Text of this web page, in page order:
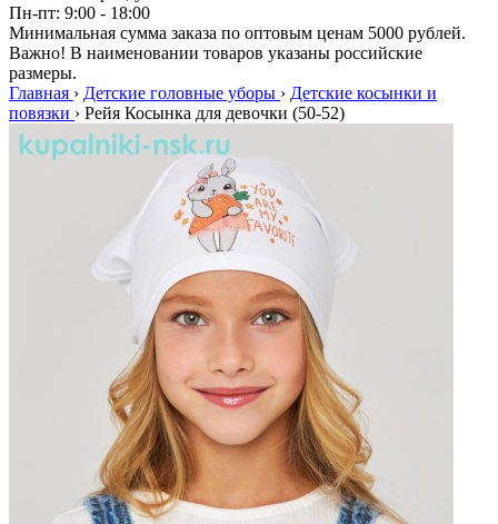
Пн-пт: 9:00 - 18:00
Минимальная сумма заказа по оптовым ценам 5000 рублей.
Важно! В наименовании товаров указаны российские
размеры.
Главная › Детские головные уборы › Детские косынки и
повязки › Рейя Косынка для девочки (50-52)